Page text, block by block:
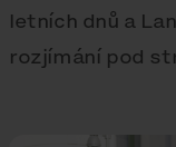
letních dnů a
rozjímání pod